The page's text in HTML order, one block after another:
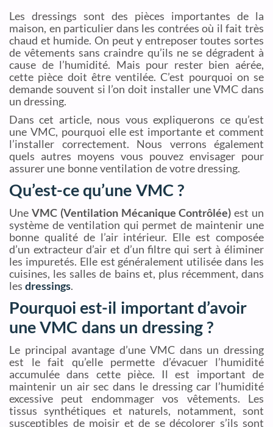
Les dressings sont des pièces importantes de la
maison, en particulier dans les contrées où il fait très
chaud et humide. On peut y entreposer toutes sortes
de vêtements sans craindre qu’ils ne se dégradent à
cause de l’humidité. Mais pour rester bien aérée,
cette pièce doit être ventilée. C’est pourquoi on se
demande souvent si l’on doit installer une VMC dans
un dressing.
Dans cet article, nous vous expliquerons ce qu’est
une VMC, pourquoi elle est importante et comment
l’installer correctement. Nous verrons également
quels autres moyens vous pouvez envisager pour
assurer une bonne ventilation de votre dressing.
Qu’est-ce qu’une VMC ?
Une VMC (Ventilation Mécanique Contrôlée) est un
système de ventilation qui permet de maintenir une
bonne qualité de l’air intérieur. Elle est composée
d’un extracteur d’air et d’un filtre qui sert à éliminer
les impuretés. Elle est généralement utilisée dans les
cuisines, les salles de bains et, plus récemment, dans
lesdressings.
Pourquoi est-il important d’avoir
une VMC dans un dressing ?
Le principal avantage d’une VMC dans un dressing
est le fait qu’elle permette d’évacuer l’humidité
accumulée dans cette pièce. Il est important de
maintenir un air sec dans le dressing car l’humidité
excessive peut endommager vos vêtements. Les
tissus synthétiques et naturels, notamment, sont
susceptibles de moisir et de se décolorer s’ils sont